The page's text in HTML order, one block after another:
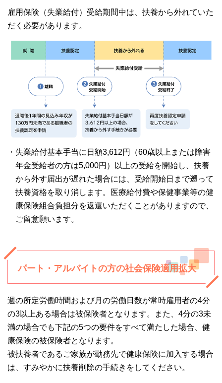
雇用保険（失業給付）受給期間中は、扶養から外れていた
だく必要があります。
・失業給付基本手当に日額3,612円（60歳以上または障害
年金受給者の方は5,000円）以上の受給を開始し、扶養
から外す届出が遅れた場合には、受給開始日まで遡って
扶養資格を取り消します。医療給付費や保健事業等の健
康保険組合負担分を返還いただくことがありますので、
ご留意願います。
パート・アルバイトの方の社会保険適用拡大
週の所定労働時間および月の労働日数が常時雇用者の4分
の3以上ある場合は被保険者となります。また、4分の3未
満の場合でも下記の5つの要件をすべて満たした場合、健
康保険の被保険者となります。
被扶養者であるご家族が勤務先で健康保険に加入する場合
は、すみやかに扶養削除の手続きをしてください。